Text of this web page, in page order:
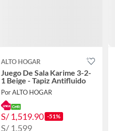
ALTO HOGAR
Juego De Sala Karime 3-2-
1 Beige - Tapiz Antifluido
Por ALTO HOGAR
S/ 1,519.90 -51%
S/ 1,599